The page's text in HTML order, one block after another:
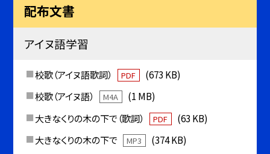
配布文書
アイヌ語学習
校歌（アイヌ語歌詞） PDF
(673 KB)
校歌（アイヌ語）
M4A
(1 MB)
大きなくりの木の下で（歌詞）
PDF
(63 KB)
大きなくりの木の下で
MP3
(374 KB)